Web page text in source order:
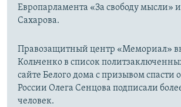
Европарламента «За свободу мысли»
Сахарова.
Правозащитный центр «Мемориал»
Кольченко в список
сайте Белого дома с призывом спасти
России Олега Сенцова подписали
человек.